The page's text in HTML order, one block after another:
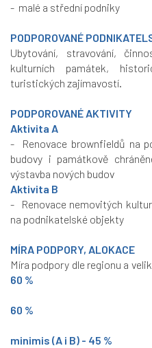
- malé a střední podniky
PODPOROVANÉ
Ubytování, stravování,
kulturních památek,
turistických zajímavostí.
PODPOROVANÉ AKTIVITY
Aktivita A
- Renovace brownfieldů na
budovy i památkově
výstavba nových budov
Aktivita B
- Renovace nemovitých
na podnikatelské objekty
MÍRA PODPORY, ALOKACE
Míra podpory dle regionu a
60 %
60 %
minimis (A i B) - 45 %